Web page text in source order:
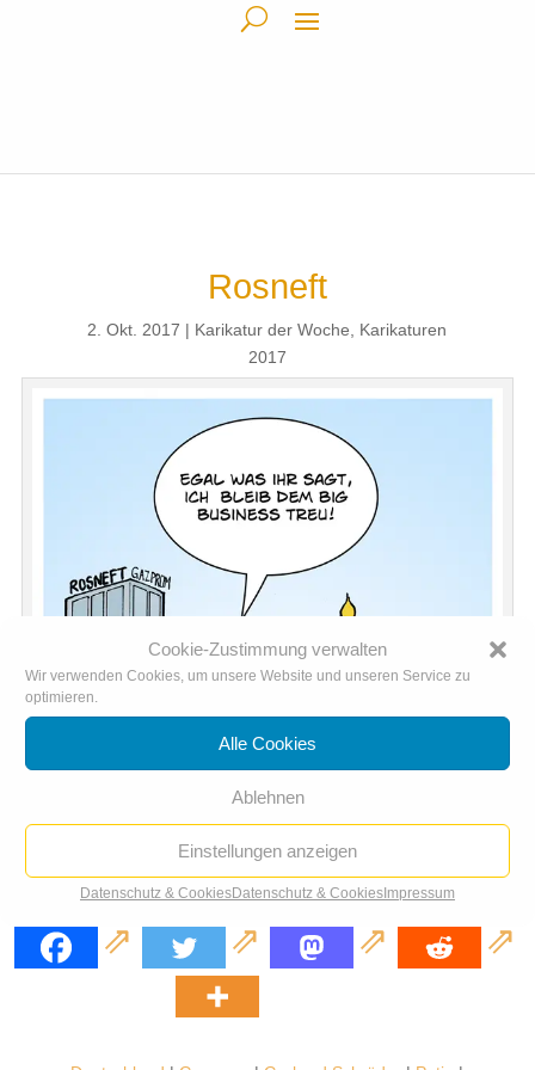
Cookie-Zustimmung verwalten
Wir verwenden Cookies, um unsere Website und unseren Service zu
optimieren.
Alle Cookies
Ablehnen
Einstellungen anzeigen
Datenschutz & CookiesDatenschutz & Cookies Impressum
Rosneft
2. Okt. 2017 Karikatur der Woche
Karikaturen
2017
Rosneft